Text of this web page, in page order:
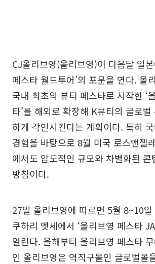
CJ올리브영(올리브영)이 다음달 일
페스타 월드투어’의 포문을 연다. 올
국내 최초의 뷰티 페스타로 시작한 ‘
타’를 해외로 확장해 K뷰티의 글로벌
하게 각인시킨다는 계획이다. 특히
경험을 바탕으로 8월 미국 로스앤젤
에서도 압도적인 규모와 차별화된 콘
방침이다.
27일 올리브영에 따르면 5월 8~10
쿠하리 멧세에서 ‘올리브영 페스타
열린다. 올해부터 올리브영 페스타
인 올리브영은 역직구몰인 글로벌몰